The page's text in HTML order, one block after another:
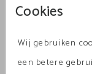
Cookies
Wij gebruiken
een betere